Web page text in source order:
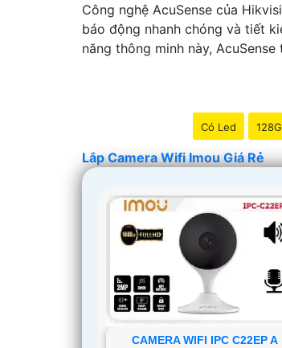
chóng khi cần thiết.
Hy vọng những thông tin trên
Công nghệ AcuSense của
báo động nhanh chóng và tiết
năng thông minh này,
Có Led
Lắp Camera Wifi Imou Giá Rẻ
CAMERA WIFI IPC C22EP A